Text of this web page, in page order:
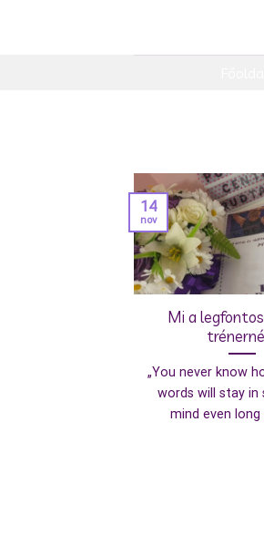
Mi a
„You never know
words will stay in
mind even long
14
nov